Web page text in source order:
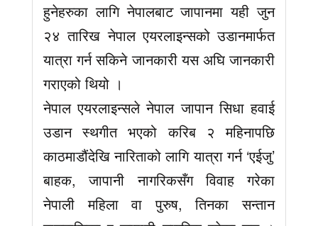
हुनेहरुका लागि नेपालबाट जापानमा यही जुन
२४ तारिख नेपाल एयरलाइन्सको उडानमार्फत
यात्रा गर्न सकिने जानकारी यस अघि जानकारी
गराएको थियो ।
नेपाल एयरलाइन्सले नेपाल जापान सिधा हवाई
उडान स्थगीत भएको करिब २ महिनापछि
काठमाडौंदेखि नारिताको लागि यात्रा गर्न ‘एईजु’
बाहक, जापानी नागरिकसँग विवाह गरेका
नेपाली महिला वा पुरुष, तिनका सन्तान